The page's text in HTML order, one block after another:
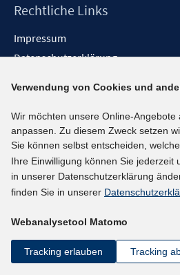
Rechtliche Links
Impressum
Datenschutzerklärung
Barrieren melden
Social-Media-Kanäle
BlueSky
YouTube
LinkedIn
kununu
Netiquette
Verwendung von Cookies und
Wir möchten unsere Online-Angebote
anpassen. Zu diesem Zweck setzen
Sie können selbst entscheiden,
Ihre Einwilligung können Sie jederzeit
in unserer Datenschutzerklärung
finden Sie in unserer
Webanalysetool Matomo
Tracking erlauben Tracking